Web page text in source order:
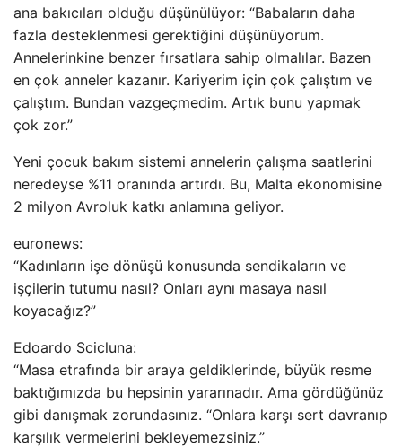
ana bakıcıları olduğu düşünülüyor: “Babaların daha
fazla desteklenmesi gerektiğini düşünüyorum.
Annelerinkine benzer fırsatlara sahip olmalılar. Bazen
en çok anneler kazanır. Kariyerim için çok çalıştım ve
çalıştım. Bundan vazgeçmedim. Artık bunu yapmak
çok zor.”
Yeni çocuk bakım sistemi annelerin çalışma saatlerini
neredeyse %11 oranında artırdı. Bu, Malta ekonomisine
2 milyon Avroluk katkı anlamına geliyor.
euronews:
“Kadınların işe dönüşü konusunda sendikaların ve
işçilerin tutumu nasıl? Onları aynı masaya nasıl
koyacağız?”
Edoardo Scicluna:
“Masa etrafında bir araya geldiklerinde, büyük resme
baktığımızda bu hepsinin yararınadır. Ama gördüğünüz
gibi danışmak zorundasınız. “Onlara karşı sert davranıp
karşılık vermelerini bekleyemezsiniz.”